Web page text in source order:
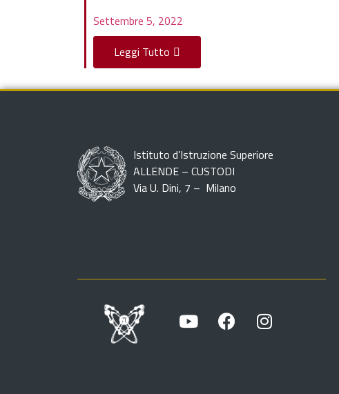
Settembre 5, 2022
Leggi Tutto
Istituto d’Istruzione Superiore
ALLENDE – CUSTODI
Via U. Dini, 7 – Milano